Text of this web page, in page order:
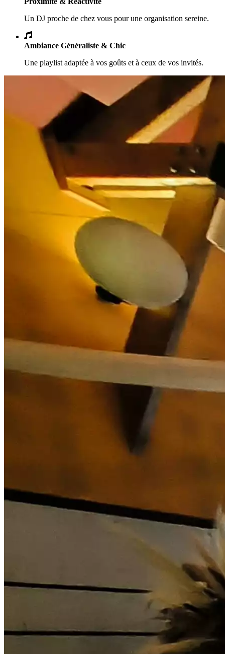
Un DJ proche de chez vous pour une organisation sereine.
Ambiance Généraliste & Chic
Une playlist adaptée à vos goûts et à ceux de vos invités.